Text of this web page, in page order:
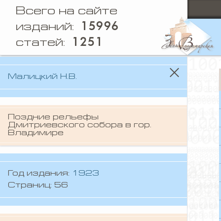
Всего на сайте
изданий: 15996
статей: 1251
Малицкий Н.В.
Поздние рельефы
Дмитриевского собора в гор.
Владимире
Год издания:
1923
Страниц: 56